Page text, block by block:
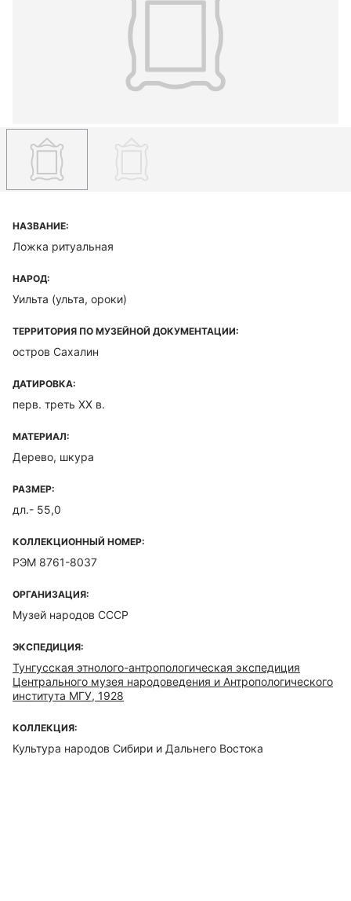
НАЗВАНИЕ:
Ложка ритуальная
НАРОД:
Уильта (ульта, ороки)
ТЕРРИТОРИЯ ПО МУЗЕЙНОЙ ДОКУМЕНТАЦИИ:
остров Сахалин
ДАТИРОВКА:
перв. треть XX в.
МАТЕРИАЛ:
Дерево, шкура
РАЗМЕР:
дл.- 55,0
КОЛЛЕКЦИОННЫЙ НОМЕР:
РЭМ 8761-8037
ОРГАНИЗАЦИЯ:
Музей народов СССР
ЭКСПЕДИЦИЯ:
Тунгусская этнолого-антропологическая экспедиция
Центрального музея народоведения и Антропологического
института МГУ, 1928
КОЛЛЕКЦИЯ:
Культура народов Сибири и Дальнего Востока